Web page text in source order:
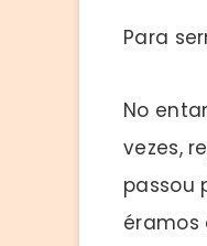
Para
No
vezes,
passou
éramos